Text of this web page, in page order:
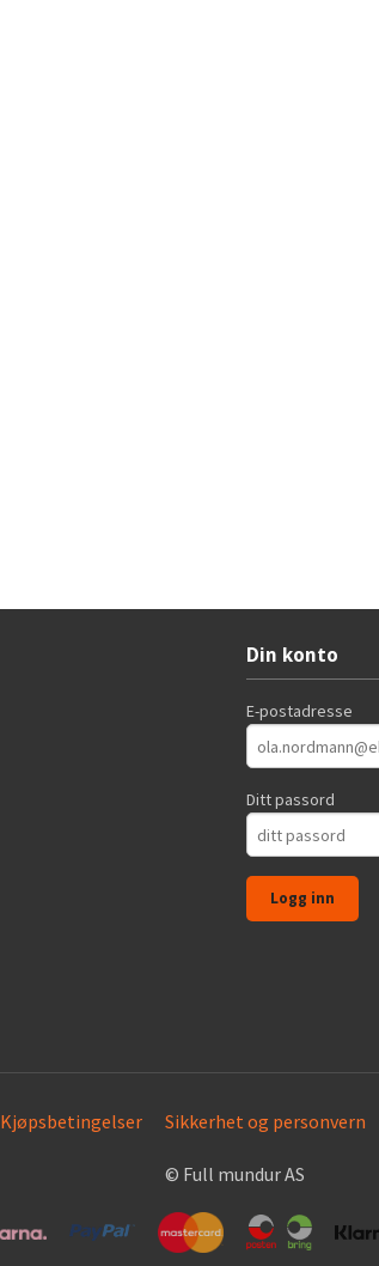
Din konto
E-postadresse
Ditt passord
Kjøpsbetingelser Sikkerhet og personvern
© Full mundur AS